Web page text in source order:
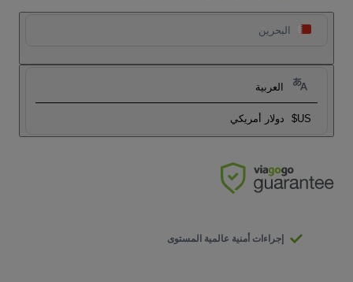
البحرين
العربية
US$ دولار أمريكي
إجراءات أمنية عالمية المستوى